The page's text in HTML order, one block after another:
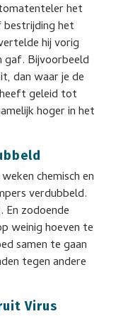
het
het
hij vorig
gaf. Bijvoorbeeld
dan waar je de
geleid tot
hoger in het
chemisch en
verdubbeld.
zodoende
weinig hoeven te
samen te gaan
tegen andere
Virus